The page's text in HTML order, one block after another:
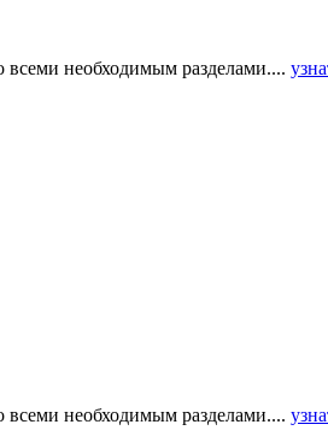
необходимым разделами....
необходимым разделами....